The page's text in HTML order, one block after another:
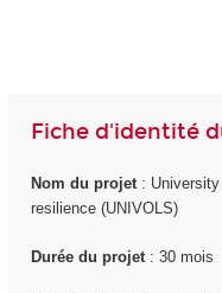
Fiche d'identité
Nom du projet :
resilience (UNIVOLS)
Durée du projet : 30 mois